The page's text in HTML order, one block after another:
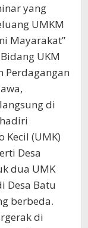
yang
UMKM
Mayarakat”
UKM
Perdagangan
di
Kecil (UMK)
Desa
dua UMK
Desa Batu
berbeda.
di